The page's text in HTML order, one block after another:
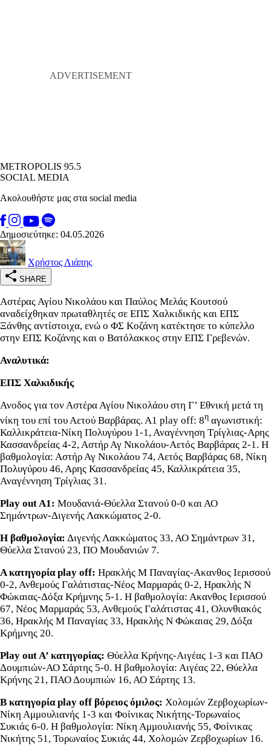
METROPOLIS 95.5
SOCIAL MEDIA
Ακολουθήστε μας στα social media
Δημοσιεύτηκε: 04.05.2026
Χρήστος Λιάπης
SHARE
Αστέρας Αγίου Νικολάου και Παύλος Μελάς Κουτσού
αναδείχθηκαν πρωταθλητές σε ΕΠΣ Χαλκιδικής και ΕΠΣ
Ξάνθης αντίστοιχα, ενώ ο ΦΣ Κοζάνη κατέκτησε το κύπελλο
στην ΕΠΣ Κοζάνης και ο Βατόλακκος στην ΕΠΣ Γρεβενών.
Αναλυτικά:
ΕΠΣ Χαλκιδικής
Ανοδος για τον Αστέρα Αγίου Νικολάου στη Γ’ Εθνική μετά τη
νίκη του επί του Αετού Βαρβάρας. Α1 play off: 8η αγωνιστική:
Καλλικράτεια-Νίκη Πολυγύρου 1-1, Αναγέννηση Τρίγλιας-Αρης
Κασσανδρείας 4-2, Αστήρ Αγ Νικολάου-Αετός Βαρβάρας 2-1. Η
βαθμολογία: Αστήρ Αγ Νικολάου 74, Αετός Βαρβάρας 68, Νίκη
Πολυγύρου 46, Αρης Κασσανδρείας 45, Καλλικράτεια 35,
Αναγέννηση Τρίγλιας 31.
Play out A1: Μουδανιά-Θύελλα Στανού 0-0 και ΑΟ
Σημάντρων-Διγενής Λακκώματος 2-0.
Η βαθμολογία: Διγενής Λακκώματος 33, ΑΟ Σημάντρων 31,
Θύελλα Στανού 23, ΠΟ Μουδανιών 7.
Α κατηγορία play off: Ηρακλής Μ Παναγίας-Ακανθος Ιερισσού
0-2, Ανθεμούς Γαλάτιστας-Νέος Μαρμαράς 0-2, Ηρακλής Ν
Φώκαιας-Δόξα Κρήμνης 5-1. Η βαθμολογία: Ακανθος Ιερισσού
67, Νέος Μαρμαράς 53, Ανθεμούς Γαλάτιστας 41, Ολυνθιακός
36, Ηρακλής Μ Παναγίας 33, Ηρακλής Ν Φώκαιας 29, Δόξα
Κρήμνης 20.
Play out A’ κατηγορίας: Θύελλα Κρήνης-Αιγέας 1-3 και ΠΑΟ
Δουμπιών-ΑΟ Σάρτης 5-0. Η βαθμολογία: Αιγέας 22, Θύελλα
Κρήνης 21, ΠΑΟ Δουμπιών 16, ΑΟ Σάρτης 13.
Β κατηγορία play off βόρειος όμιλος: Χολομών Ζερβοχωρίων-
Νίκη Αμμουλιανής 1-3 και Φοίνικας Νικήτης-Τορωναίος
Συκιάς 6-0. Η βαθμολογία: Νίκη Αμμουλιανής 55, Φοίνικας
Νικήτης 51, Τορωναίος Συκιάς 44, Χολομών Ζερβοχωρίων 16.